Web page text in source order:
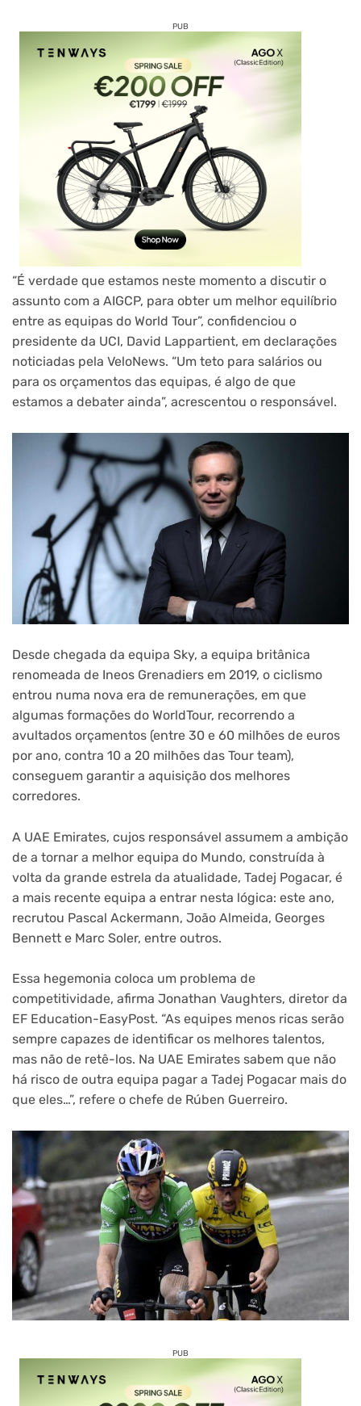
PUB
“É verdade que estamos neste momento a discutir o
assunto com a AIGCP, para obter um melhor equilíbrio
entre as equipas do World Tour”, confidenciou o
presidente da UCI, David Lappartient, em declarações
noticiadas pela VeloNews. “Um teto para salários ou
para os orçamentos das equipas, é algo de que
estamos a debater ainda”, acrescentou o responsável.
Desde chegada da equipa Sky, a equipa britânica
renomeada de Ineos Grenadiers em 2019, o ciclismo
entrou numa nova era de remunerações, em que
algumas formações do WorldTour, recorrendo a
avultados orçamentos (entre 30 e 60 milhões de euros
por ano, contra 10 a 20 milhões das Tour team),
conseguem garantir a aquisição dos melhores
corredores.
A UAE Emirates, cujos responsável assumem a ambição
de a tornar a melhor equipa do Mundo, construída à
volta da grande estrela da atualidade, Tadej Pogacar, é
a mais recente equipa a entrar nesta lógica: este ano,
recrutou Pascal Ackermann, João Almeida, Georges
Bennett e Marc Soler, entre outros.
Essa hegemonia coloca um problema de
competitividade, afirma Jonathan Vaughters, diretor da
EF Education-EasyPost. “As equipes menos ricas serão
sempre capazes de identificar os melhores talentos,
mas não de retê-los. Na UAE Emirates sabem que não
há risco de outra equipa pagar a Tadej Pogacar mais do
que eles…”, refere o chefe de Rúben Guerreiro.
PUB